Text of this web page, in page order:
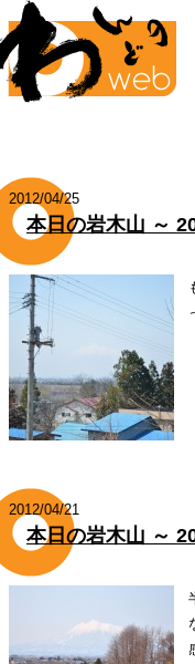
2012/04/25
本日の岩木山 ～
2012/04/21
本日の岩木山 ～